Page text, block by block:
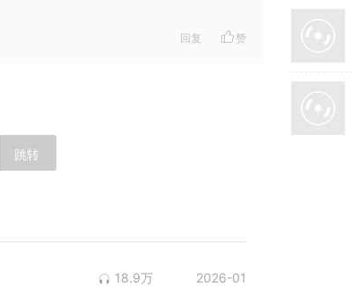
回复 赞
跳转
18.9万 2026-01